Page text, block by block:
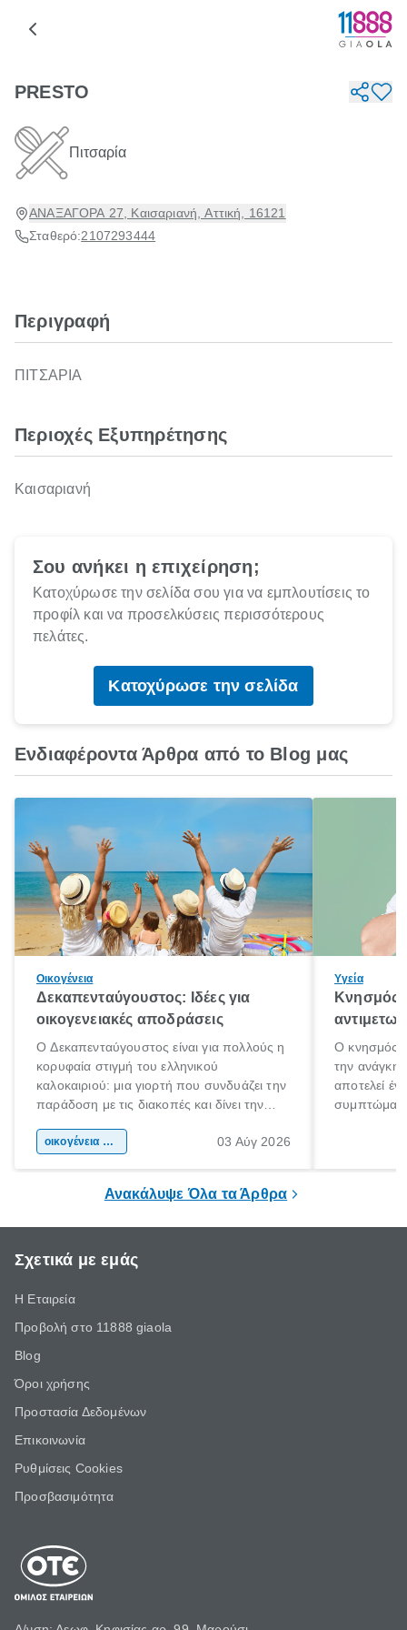
PRESTO
Πιτσαρία
ΑΝΑΞΑΓΟΡΑ 27, Καισαριανή, Αττική, 16121
Σταθερό:2107293444
Περιγραφή
ΠΙΤΣΑΡΙΑ
Περιοχές Εξυπηρέτησης
Καισαριανή
Σου ανήκει η επιχείρηση;
Κατοχύρωσε την σελίδα σου για να εμπλουτίσεις το
προφίλ και να προσελκύσεις περισσότερους
πελάτες.
Κατοχύρωσε την σελίδα
Ενδιαφέροντα Άρθρα από το Blog μας
Οικογένεια
Δεκαπενταύγουστος: Ιδέες για
οικογενειακές αποδράσεις
Ο Δεκαπενταύγουστος είναι για πολλούς η
κορυφαία στιγμή του ελληνικού
καλοκαιριού: μια γιορτή που συνδυάζει την
παράδοση με τις διακοπές και δίνει την
χώρας. Είτε πρόκειται για λίγες μέρες
οικογένεια & παιδί 03 Αύγ 2026
Υγεία
Κνησμός:
Ο κνησμός
την ανάγκη
αποτελεί
Ανακάλυψε Όλα τα Άρθρα
Σχετικά με εμάς
Η Εταιρεία
Προβολή στο 11888 giaola
Blog
Όροι χρήσης
Προστασία Δεδομένων
Επικοινωνία
Ρυθμίσεις Cookies
Προσβασιμότητα